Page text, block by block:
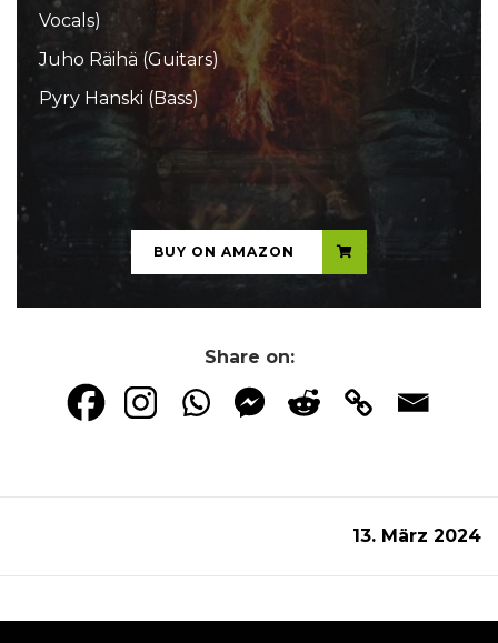
Vocals)
Juho Räihä (Guitars)
Pyry Hanski (Bass)
...
BUY ON AMAZON
Share on:
13. März 2024